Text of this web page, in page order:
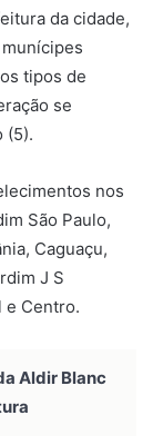
da cidade,
tipos de
se
(5).
nos
São Paulo,
Caguaçu,
J S
e Centro.
Aldir Blanc